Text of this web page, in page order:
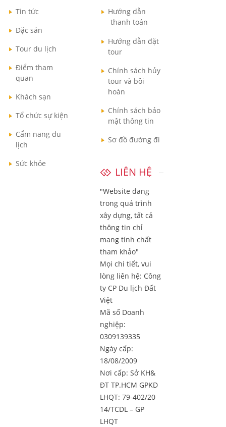
Tin tức
Đặc sản
Tour du lịch
Điểm tham
quan
Khách sạn
Tổ chức sự kiện
Cẩm nang du
lịch
Sức khỏe
Hướng dẫn
thanh toán
Hướng dẫn đặt
tour
Chính sách hủy
tour và bồi
hoàn
Chính sách bảo
mật thông tin
Sơ đồ đường đi
LIÊN HỆ
"Website đang
trong quá trình
xây dựng, tất cả
thông tin chỉ
mang tính chất
tham khảo"
Mọi chi tiết, vui
lòng liên hệ: Công
ty CP Du lịch Đất
Việt
Mã số Doanh
nghiệp:
0309139335
Ngày cấp:
18/08/2009
Nơi cấp: Sở KH&
ĐT TP.HCM GPKD
LHQT: 79-402/20
14/TCDL – GP
LHQT